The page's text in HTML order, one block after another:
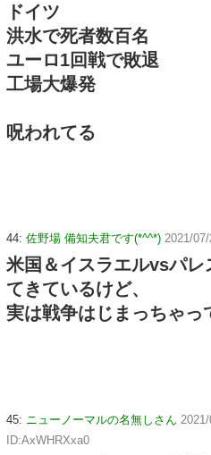
ドイツ
洪水で死者数百名
ユーロ1回戦で敗退
工場大爆発
呪われてる
44: 佐野場 備知夫君です(*^^*) 2021/
米国＆イスラエルvsパレ
てきているけど、
実は戦争はじまっちゃっ
45: ニューノーマルの名無しさん
ID:AxWHRXxa0